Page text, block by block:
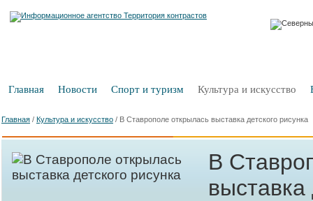
Главная Новости Спорт и туризм Культура и искусство
Главная / Культура и искусство / В Ставрополе открылась выставка детского рисунка
В
выставка